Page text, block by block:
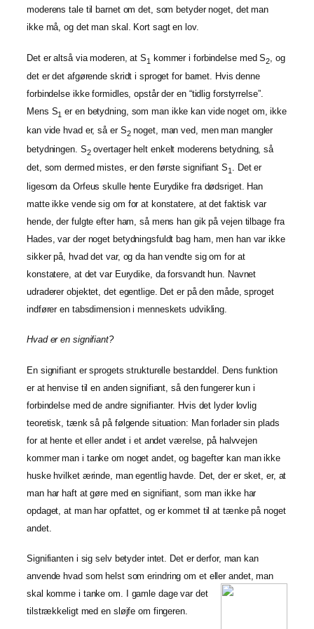
moderens tale til barnet om det, som betyder noget, det man
ikke må, og det man skal. Kort sagt en lov.
Det er altså via moderen, at S1 kommer i forbindelse med S2
, og
det er det afgørende skridt i sproget for barnet. Hvis denne
forbindelse ikke formidles, opstår der en “tidlig forstyrrelse”.
Mens S1 er en betydning, som man ikke kan vide noget om, ikke
kan vide hvad er, så er S2noget, man ved, men man mangler
betydningen. S2overtager helt enkelt moderens betydning, så
det, som dermed mistes, er den første signifiant S1 . Det er
ligesom da Orfeus skulle hente Eurydike fra dødsriget. Han
matte ikke vende sig om for at konstatere, at det faktisk var
hende, der fulgte efter ham, så mens han gik på vejen tilbage fra
Hades, var der noget betydningsfuldt bag ham, men han var ikke
sikker på, hvad det var, og da han vendte sig om for at
konstatere, at det var Eurydike, da forsvandt hun. Navnet
udraderer objektet, det egentlige. Det er på den måde, sproget
indfører en tabsdimension i menneskets udvikling.
Hvad er en signifiant?
En signifiant er sprogets strukturelle bestanddel. Dens funktion
er at henvise til en anden signifiant, så den fungerer kun i
forbindelse med de andre signifianter. Hvis det lyder lovlig
teoretisk, tænk så på følgende situation: Man forlader sin plads
for at hente et eller andet i et andet værelse, på halvvejen
kommer man i tanke om noget andet, og bagefter kan man ikke
huske hvilket ærinde, man egentlig havde. Det, der er sket, er, at
man har haft at gøre med en signifiant, som man ikke har
opdaget, at man har opfattet, og er kommet til at tænke på noget
andet.
Signifianten i sig selv betyder intet. Det er derfor, man kan
anvende hvad som helst som erindring om et eller andet, man
skal komme i tanke om. I gamle dage var det
tilstrækkeligt med en sløjfe om fingeren.